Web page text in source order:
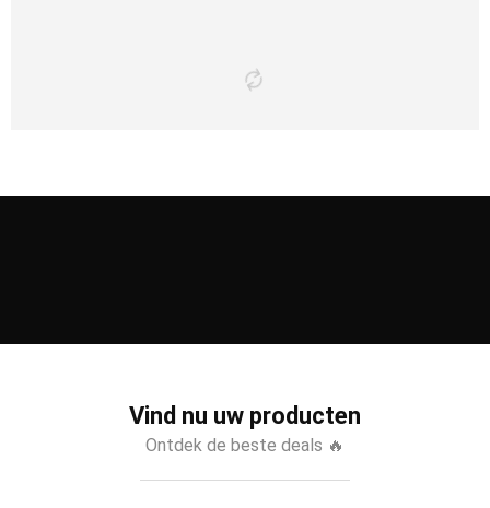
Vind nu uw producten
Ontdek de beste deals 🔥